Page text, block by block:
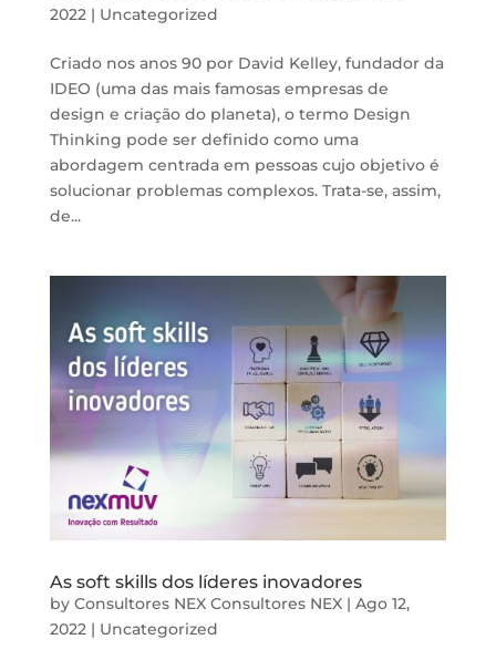
2022| Uncategorized
Criado nos anos 90 por David Kelley, fundador da
IDEO (uma das mais famosas empresas de
design e criação do planeta), o termo Design
Thinking pode ser definido como uma
abordagem centrada em pessoas cujo objetivo é
solucionar problemas complexos. Trata-se, assim,
de...
As soft skills dos líderes inovadores
by Consultores NEX Consultores NEX| Ago 12,
2022| Uncategorized